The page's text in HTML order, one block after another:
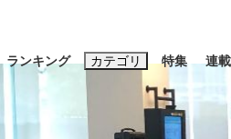
ランキング カテゴリ
ニュース エンタ
特集 連載